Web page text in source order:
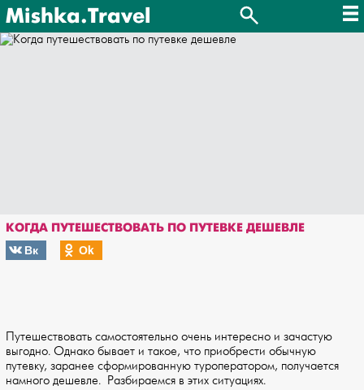
Mishka.Travel
КОГДА ПУТЕШЕСТВОВАТЬ ПО ПУТЕВКЕ ДЕШЕВЛЕ
Вк
Оk
Путешествовать самостоятельно очень интересно и зачастую
выгодно. Однако бывает и такое, что приобрести обычную
путевку, заранее сформированную туроператором, получается
намного дешевле. Разбираемся в этих ситуациях.